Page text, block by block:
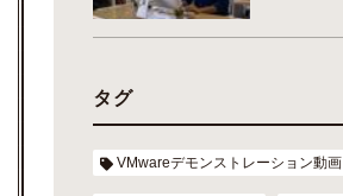
タグ
VMwareデモンストレーション動画